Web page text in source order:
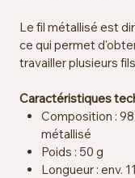
Le fil métallisé est
ce qui permet
travailler plusieurs
Caractéristiques
Composition :
métallisé
Poids : 50 g
Longueur : env.